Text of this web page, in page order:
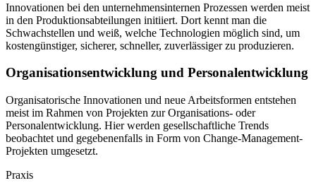
Innovationen bei den unternehmensinternen Prozessen werden meist
in den Produktionsabteilungen initiiert. Dort kennt man die
Schwachstellen und weiß, welche Technologien möglich sind, um
kostengünstiger, sicherer, schneller, zuverlässiger zu produzieren.
Organisationsentwicklung und Personalentwicklung
Organisatorische Innovationen und neue Arbeitsformen entstehen
meist im Rahmen von Projekten zur Organisations- oder
Personalentwicklung. Hier werden gesellschaftliche Trends
beobachtet und gegebenenfalls in Form von Change-Management-
Projekten umgesetzt.
Praxis